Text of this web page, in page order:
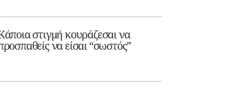
στιγμή κουράζεσαι να
να είσαι “σωστός”